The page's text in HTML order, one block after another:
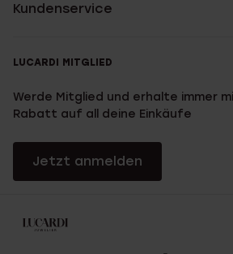
Kundenservice
LUCARDI MITGLIED
Werde Mitglied und erhalte immer
Rabatt auf all deine Einkäufe
Jetzt anmelden